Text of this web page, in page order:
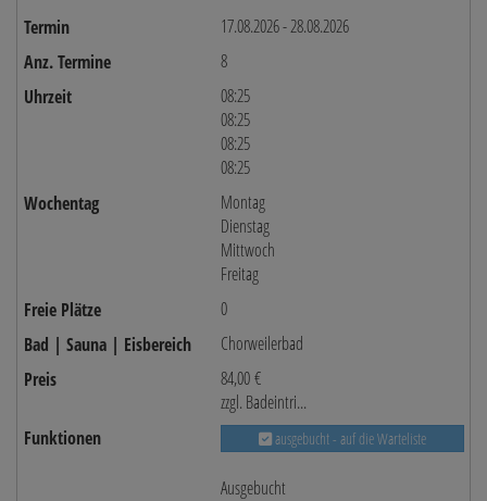
17.08.2026 - 28.08.2026
8
08:25
08:25
08:25
08:25
Montag
Dienstag
Mittwoch
Freitag
0
Chorweilerbad
84,00 €
zzgl. Badeintri...
ausgebucht - auf die Warteliste
Ausgebucht